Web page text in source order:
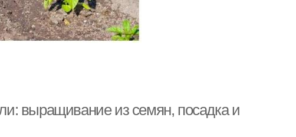
выращивание из семян, посадка и